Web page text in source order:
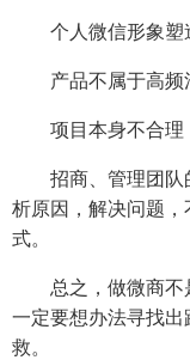
个人微信形象塑
产品不属于高频
项目本身不合理
招商、管理团队
析原因，解决问题
式。
总之，做微商不
一定要想办法寻找
救。